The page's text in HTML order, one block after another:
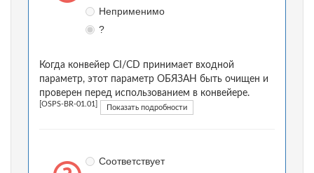
Неприменимо
?
Когда конвейер CI/CD принимает входной
параметр, этот параметр ОБЯЗАН быть очищен и
проверен перед использованием в конвейере.
[OSPS-BR-01.01] Показать подробности
Соответствует